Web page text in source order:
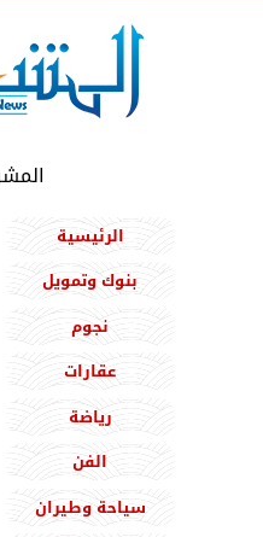
الرئيسية
بنوك وتمويل
نجوم
عقارات
رياضة
الفن
سياحة وطيران